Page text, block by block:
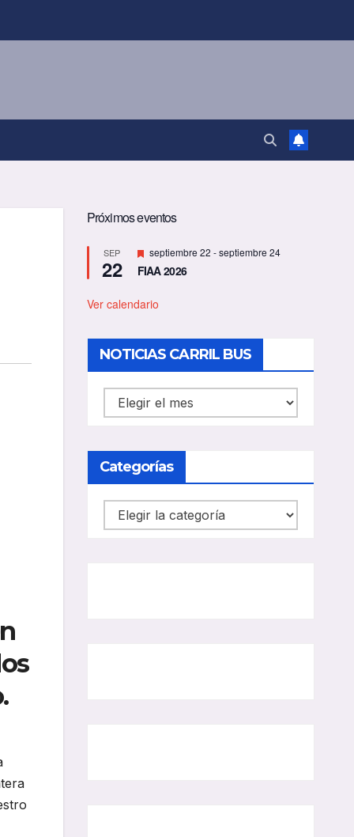
Próximos eventos
SEP
22
D
e
s
a
d
o
septiembre 22 -septiembre 24
FIAA 2026
Ver calendario
NOTICIAS CARRIL BUS
NOTICIAS
CARRIL
Categorías
Categorías